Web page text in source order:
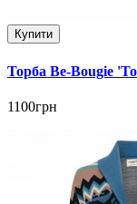
Купити
Торба Be-Bougie
1100грн